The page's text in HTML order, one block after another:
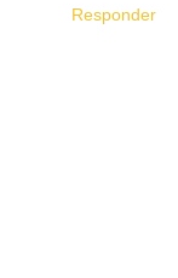
Responder